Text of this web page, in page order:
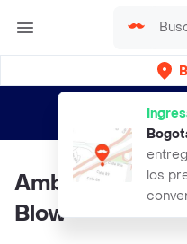
los
envíos gratis
Ambiente
Blow